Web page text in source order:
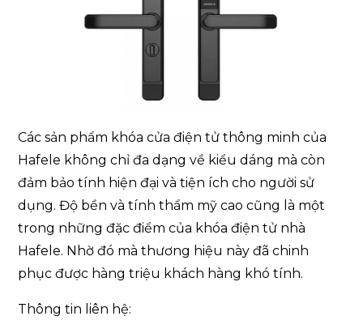
Các sản phẩm khóa cửa điện tử thông minh của
Hafele không chỉ đa dạng về kiểu dáng mà còn
đảm bảo tính hiện đại và tiện ích cho người sử
dụng. Độ bền và tính thẩm mỹ cao cũng là một
trong những đặc điểm của khóa điện tử nhà
Hafele. Nhờ đó mà thương hiệu này đã chinh
phục được hàng triệu khách hàng khó tính.
Thông tin liên hệ: